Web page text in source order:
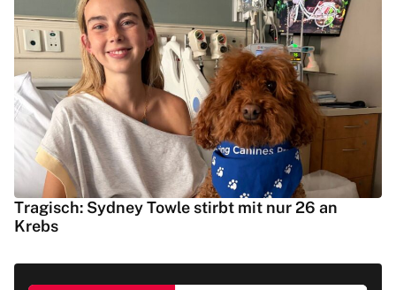
Tragisch: Sydney Towle stirbt mit nur 26 an
Krebs